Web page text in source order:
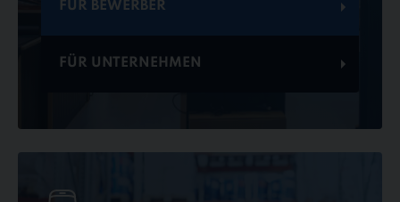
FÜR BEWERBER
FÜR UNTERNEHMEN